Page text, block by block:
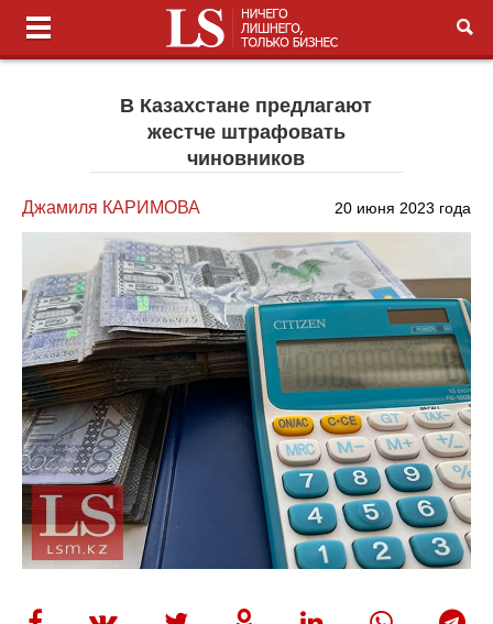
В Казахстане предлагают
жестче штрафовать
чиновников
Джамиля КАРИМОВА 20 июня 2023 года